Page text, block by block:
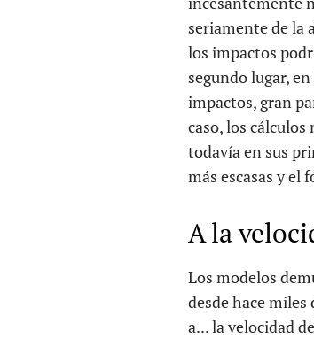
seriamente de la
los impactos
segundo lugar,
impactos, gran
caso, los
todavía en sus
más escasas y el
A la
Los modelos
desde hace miles
a... la velocidad